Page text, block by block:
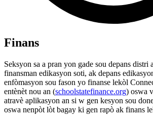
Finans
Seksyon sa a pran yon gade sou depans distri
finansman edikasyon soti, ak depans
enfòmasyon sou fason yo finanse lekòl
entènèt nou an (schoolstatefinance.org) oswa
atravè aplikasyon an si w gen kesyon sou
oswa nenpòt lòt bagay ki gen rapò ak finans